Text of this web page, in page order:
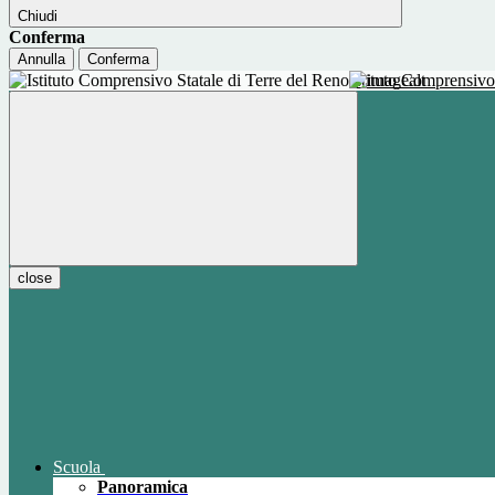
Chiudi
Conferma
Annulla Conferma
Istituto
close
Scuola
Panoramica